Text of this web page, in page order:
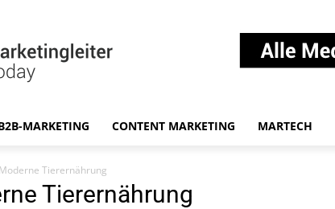
MARKETING CONTENT MARKETING MARTECH
Moderne Tierernährung
Tierernährung